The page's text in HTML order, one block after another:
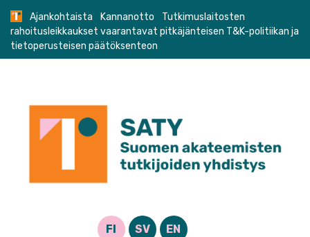
Skip
content
Ajankohtaista Kannanotto
Tutkimuslaitosten
rahoitusleikkaukset vaarantavat pitkäjänteisen T&K-politiikan ja
tietoperusteisen päätöksenteon
FI SV EN